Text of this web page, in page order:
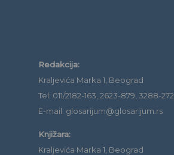
Redakcija:
Kraljevića Marka 1, Beograd
Tel: 011/2182-163, 2623-879, 3288-272
E-mail: glosarijum@glosarijum.rs
Knjižara:
Kraljevića Marka 1, Beograd